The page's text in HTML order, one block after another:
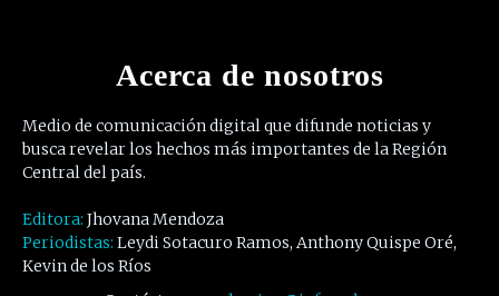
Acerca de nosotros
Medio de comunicación digital que difunde noticias y
busca revelar los hechos más importantes de la Región
Central del país.
Editora: Jhovana Mendoza
Periodistas: Leydi Sotacuro Ramos, Anthony Quispe Oré,
Kevin de los Ríos